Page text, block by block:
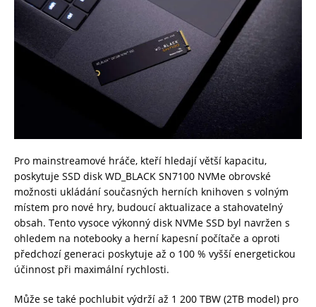
Pro mainstreamové hráče, kteří hledají větší kapacitu,
poskytuje SSD disk WD_BLACK SN7100 NVMe obrovské
možnosti ukládání současných herních knihoven s volným
místem pro nové hry, budoucí aktualizace a stahovatelný
obsah. Tento vysoce výkonný disk NVMe SSD byl navržen s
ohledem na notebooky a herní kapesní počítače a oproti
předchozí generaci poskytuje až o 100 % vyšší energetickou
účinnost při maximální rychlosti.
Může se také pochlubit výdrží až 1 200 TBW (2TB model) pro